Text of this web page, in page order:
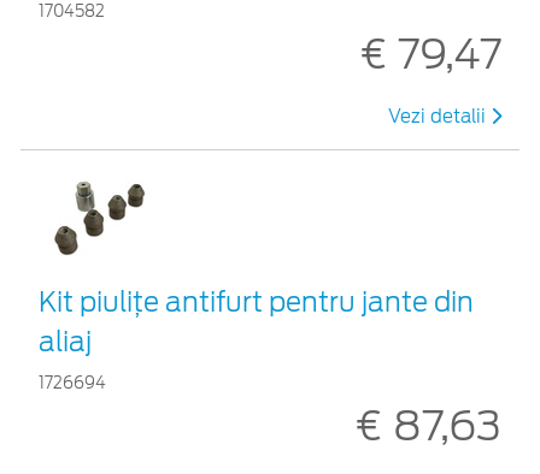
1704582
€ 79,47
Vezi detalii
Kit piuliţe antifurt pentru jante din
aliaj
1726694
€ 87,63